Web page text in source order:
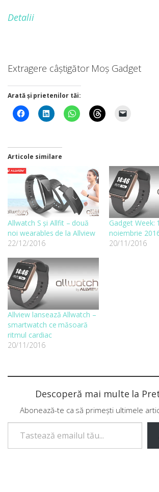
Detalii
Extragere câștigător Moș Gadget
Arată și prietenilor tăi:
Articole similare
Allwatch S și Allfit – două
noi wearables de la Allview
22/12/2016
Gadget Week:
noiembrie
20/11/2016
Allview lansează Allwatch –
smartwatch ce măsoară
ritmul cardiac
20/11/2016
Descoperă mai multe la
Abonează-te ca să primești ultimele
Tastează emailul tău...